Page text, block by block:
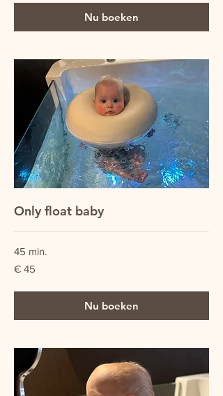
Nu boeken
Only float baby
45 min.
45
euro
€ 45
Nu boeken